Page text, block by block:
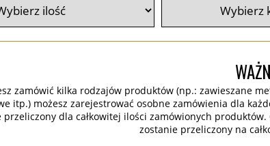
zamówić kilka rodzajów produktów (np.: zawieszane
itp.) możesz zarejestrować osobne zamówienia dla
przeliczony dla całkowitej ilości zamówionych
zostanie przeliczony na